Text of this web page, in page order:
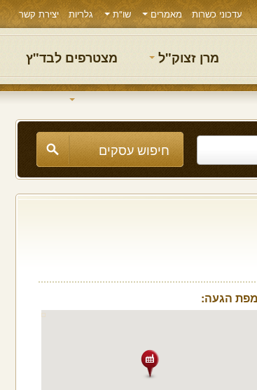
עדכוני כשרות מאמרים שו"ת גלריות יצירת קשר
מרן זצוק"ל מצטרפים לבד"ץ
מפת הגעה: